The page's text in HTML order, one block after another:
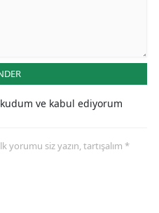
ve kabul ediyorum
yorumu siz yazın, tartışalım *